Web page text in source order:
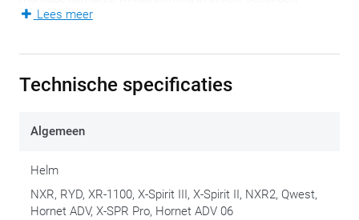
geplaatst of verwijdert worden.
Deze windafdichting past enkel op de Shoei XR-1100, Qwest,
X-Spirit II, X-Spirit III, X-SPR Pro, NXR, NXR2, RYD en Hornet
Lees meer
Technische specificaties
Algemeen
Helm
NXR, RYD, XR-1100, X-Spirit III, X-Spirit II, NXR2, Qwest,
Hornet ADV, X-SPR Pro, Hornet ADV 06